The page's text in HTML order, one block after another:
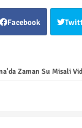
Facebook
Zaman Su Misali